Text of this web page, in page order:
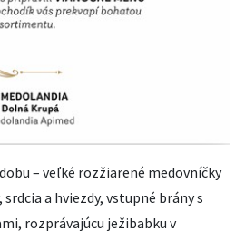
– veľké rozžiarené medovníčky
a hviezdy, vstupné brány s
rozprávajúcu ježibabku v